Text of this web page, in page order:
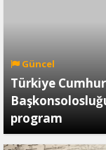
Güncel
Türkiye
program